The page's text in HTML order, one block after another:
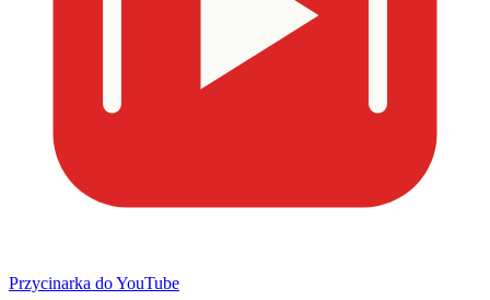
Przycinarka do YouTube